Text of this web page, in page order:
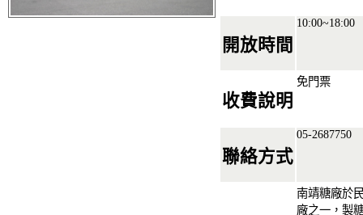
開放時間
10:00~18:00
收費說明
免門票
聯絡方式
05-2687750
南靖糖廠於
廠之一，製